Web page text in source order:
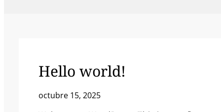
Hello world!
octubre 15, 2025